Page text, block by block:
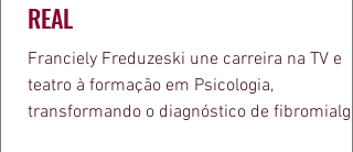
REAL
Franciely Freduzeski une carreira na TV e
teatro à formação em Psicologia,
transformando o diagnóstico de fibromialgia